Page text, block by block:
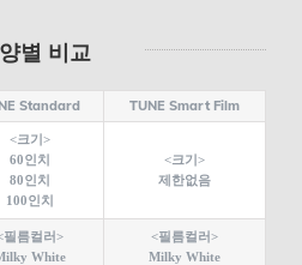
별 비교
Standard TUNE Smart Film
<크기>
60인치
80인치
100인치
<크기>
제한없음
필름컬러>
White
<필름컬러>
Milky White